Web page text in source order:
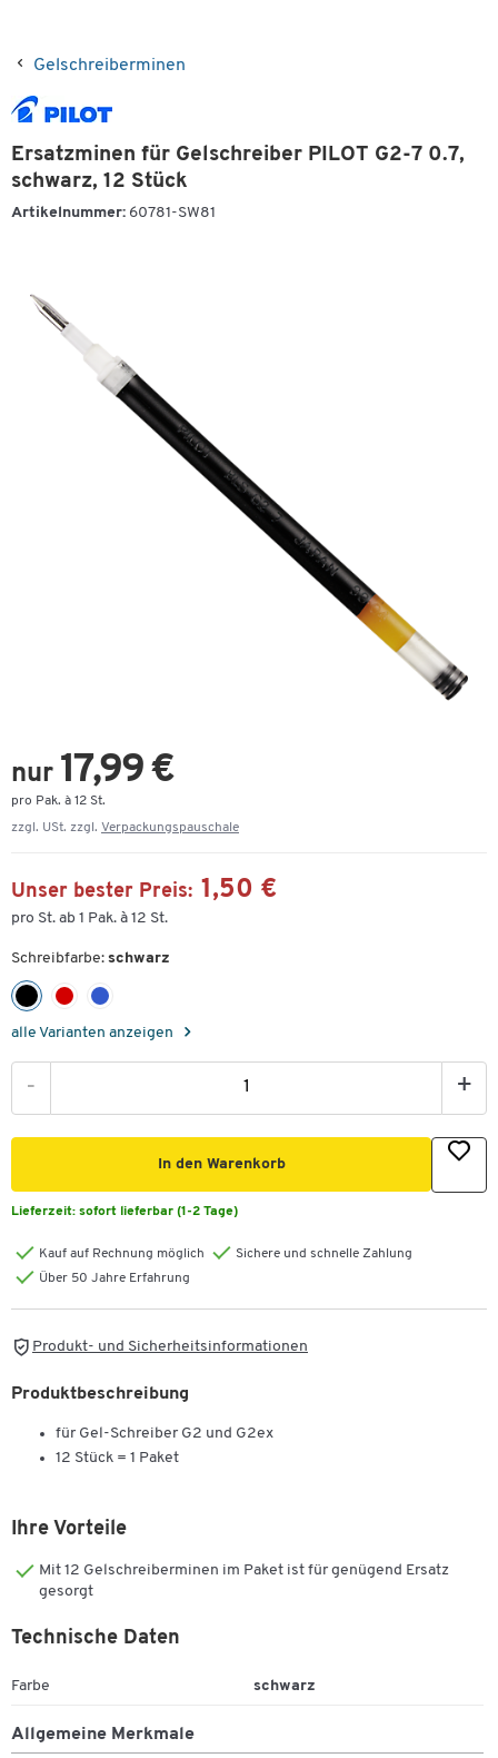
Gelschreiberminen
Ersatzminen für Gelschreiber PILOT G2-7 0.7,
schwarz, 12 Stück
Artikelnummer: 60781-SW81
nur 17,99 €
pro Pak. à 12 St.
zzgl. USt. zzgl. Verpackungspauschale
Unser bester Preis: 1,50 €
pro St. ab 1 Pak. à 12 St.
Schreibfarbe: schwarz
alle Varianten anzeigen
- +
In den Warenkorb
Lieferzeit: sofort lieferbar (1-2 Tage)
Kauf auf Rechnung möglich
Sichere und schnelle Zahlung
Über 50 Jahre Erfahrung
Produkt- und Sicherheitsinformationen
Produktbeschreibung
für Gel-Schreiber G2 und G2ex
12 Stück = 1 Paket
Ihre Vorteile
Mit 12 Gelschreiberminen im Paket ist für genügend Ersatz
gesorgt
Technische Daten
Farbe schwarz
Allgemeine Merkmale